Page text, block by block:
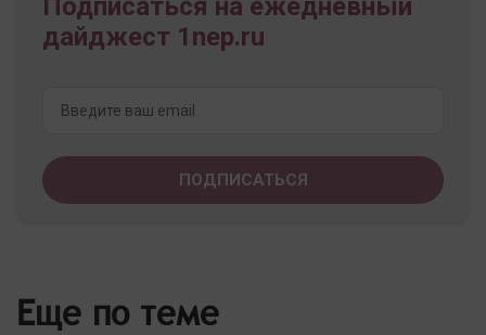
Подписаться на ежедневный
дайджест 1nep.ru
Еще по теме